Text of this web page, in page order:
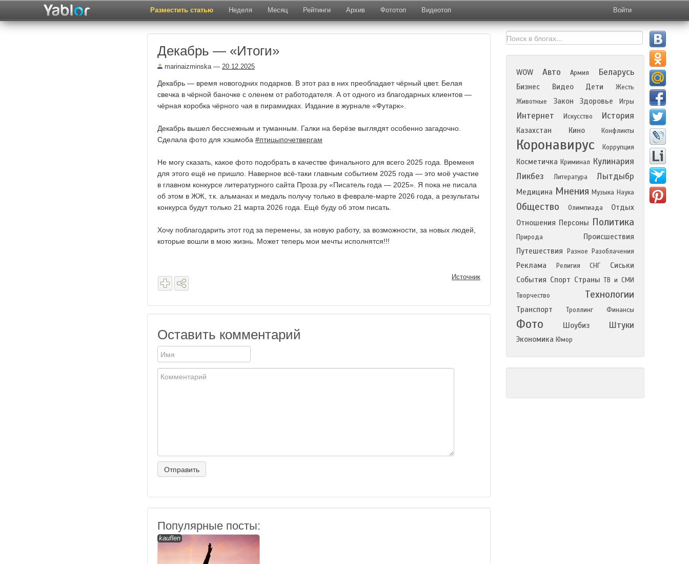
Разместить статью Неделя Месяц Рейтинги Архив Фототоп Видеотоп Войти
Декабрь — «Итоги»
marinaizminska— 20.12.2025
Декабрь — время новогодних подарков. В этот раз в них преобладает чёрный цвет. Белая
свечка в чёрной баночке с оленем от работодателя. А от одного из благодарных клиентов —
чёрная коробка чёрного чая в пирамидках. Издание в журнале «Футарк».
Декабрь вышел бесснежным и туманным. Галки на берёзе выглядят особенно загадочно.
Сделала фото для хэшмоба #птицыпочетвергам
Не могу сказать, какое фото подобрать в качестве финального для всего 2025 года. Временя
для этого ещё не пришло. Наверное всё-таки главным событием 2025 года — это моё участие
в главном конкурсе литературного сайта Проза.ру «Писатель года — 2025». Я пока не писала
об этом в ЖЖ, т.к. альманах и медаль получу только в феврале-марте 2026 года, а результаты
конкурса будут только 21 марта 2026 года. Ещё буду об этом писать.
Хочу поблагодарить этот год за перемены, за новую работу, за возможности, за новых людей,
которые вошли в мою жизнь. Может теперь мои мечты исполнятся!!!
Источник
Оставить комментарий
Популярные посты:
kauflen
WOW Авто Армия Беларусь
Бизнес Видео Дети
Жесть
Животные
Закон Здоровье Игры
Интернет Искусство История
Казахстан Кино Конфликты
Коронавирус Коррупция
Косметичка Криминал Кулинария
Ликбез
Литература Лытдыбр
Медицина Мнения Музыка Наука
Общество Олимпиада
Отдых
Отношения Персоны Политика
Природа
Происшествия
Путешествия
Разное Разоблачения
Реклама Религия СНГ
Сиськи
События Спорт Страны ТВ и СМИ
Творчество
Технологии
Транспорт Троллинг Финансы
Фото Шоубиз Штуки
Экономика Юмор